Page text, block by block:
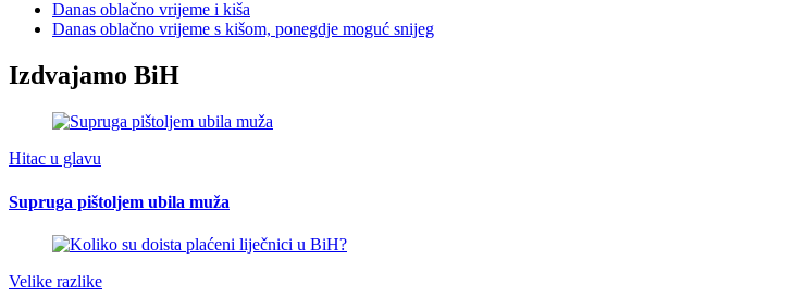
Danas oblačno vrijeme i kiša
Danas oblačno vrijeme s kišom, ponegdje moguć snijeg
Izdvajamo BiH
Hitac u glavu
Supruga pištoljem ubila muža
Velike razlike